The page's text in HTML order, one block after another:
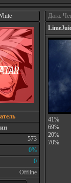
573
0%
0
Offline
Дата:
41%
69%
20%
70%